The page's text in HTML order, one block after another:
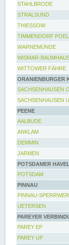
STAHLBRODE
STRALSUND
THIESSOW
TIMMENDORF POEL
WARNEMÜNDE
WISMAR-
WITTOWER FÄHRE
ORANIENBURGER
SACHSENHAUSEN
SACHSENHAUSEN
PEENE
AALBUDE
ANKLAM
DEMMIN
JARMEN
POTSDAMER HAVEL
POTSDAM
PINNAU
PINNAU-
UETERSEN
PAREYER
PAREY EP
PAREY UP